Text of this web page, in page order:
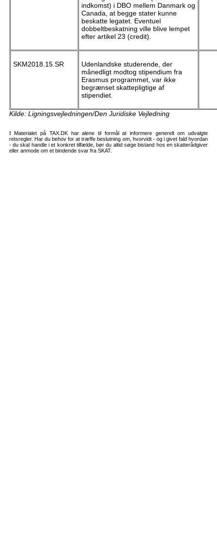
indkomst) i DBO mellem Danmark og
Canada, at begge stater kunne
beskatte legatet. Eventuel
dobbeltbeskatning ville blive lempet
efter artikel 23 (credit).
SKM2018.15.SR
Udenlandske studerende, der
månedligt modtog stipendium fra
Erasmus programmet, var ikke
begrænset skattepligtige af
stipendiet.
Kilde: Ligningsvejledningen/Den Juridiske Vejledning
! Materialet på TAX.DK har alene til formål at informere generelt om udvalgte
retsregler. Har du behov for at træffe beslutning om, hvorvidt - og i givet fald hvordan
- du skal handle i et konkret tilfælde, bør du altid søge bistand hos en skatterådgiver
eller anmode om et bindende svar fra SKAT.